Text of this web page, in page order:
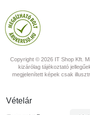
Copyright © 2026 IT Shop Kft.
kizárólag tájékoztató
megjelenített képek csak